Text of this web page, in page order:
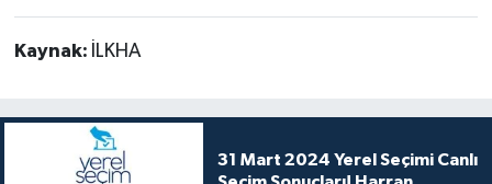
Kaynak: İLKHA
31 Mart 2024 Yerel Seçimi Canlı